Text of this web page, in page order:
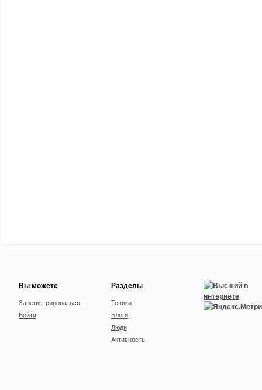
Вы можете
Зарегистрироваться
Войти
Разделы
Топики
Блоги
Люди
Активность